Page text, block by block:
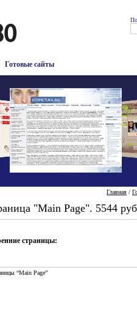
Готовые сайты
Главная /
"Main Page". 5544
страницы:
“Main Page”